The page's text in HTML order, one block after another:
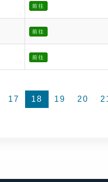
前往
前往
前往
17 18 19 20